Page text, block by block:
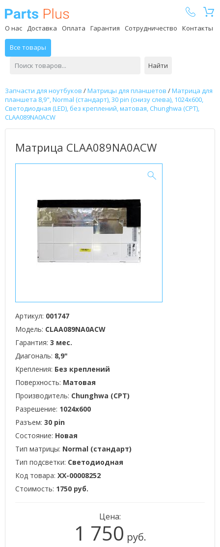
О нас Доставка Оплата Гарантия Сотрудничество Контакты
Все товары
Найти
Запчасти для ноутбуков /Матрицы для планшетов /Матрица для
планшета 8,9", Normal (стандарт), 30 pin (снизу слева), 1024х600,
Светодиодная (LED), без креплений, матовая, Chunghwa (CPT),
CLAA089NA0ACW
Матрица CLAA089NA0ACW
Артикул: 001747
Модель: CLAA089NA0ACW
Гарантия: 3 мес.
Диагональ: 8,9"
Крепления: Без креплений
Поверхность: Матовая
Производитель: Chunghwa (CPT)
Разрешение: 1024x600
Разъем: 30 pin
Состояние: Новая
Тип матрицы: Normal (стандарт)
Тип подсветки: Светодиодная
Код товара: XX-00008252
Стоимость: 1750 руб.
Цена:
1 750 руб.